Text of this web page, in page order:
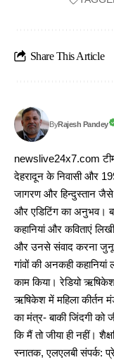
Share This Article
ByRajesh Pandey
newslive24x7.com
देहरादून के निवासी और
जागरण और हिन्दुस्तान जैसे
और एडिटिंग का अनुभव।
कहानियां और कविताएं
और उनसे संवाद करना
गांवों की अनकही
काम किया। रेडियो
ऋषिकेश में महिला कीर्तन
का मंत्र- बाकी जिंदगी को
कि मैं तो जीया ही नहीं।
स्नातक, एलएलबी संपर्क: